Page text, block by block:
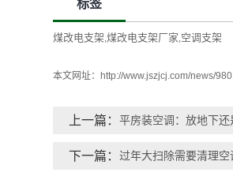
标签
煤改电支架,煤改电支架厂家,空调支架
本文网址： http://www.jszjcj.com/news/
上一篇： 平房装空调：放地下
下一篇： 过年大扫除需要清理空